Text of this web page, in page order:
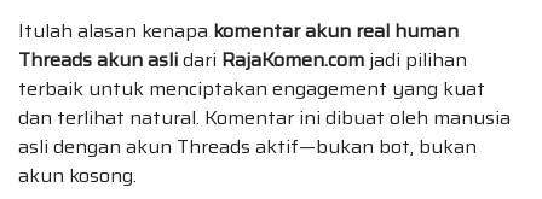
Itulah alasan kenapa komentar akun real human
Threads akun aslidari RajaKomen.com jadi pilihan
terbaik untuk menciptakan engagement yang kuat
dan terlihat natural. Komentar ini dibuat oleh manusia
asli dengan akun Threads aktif—bukan bot, bukan
akun kosong.